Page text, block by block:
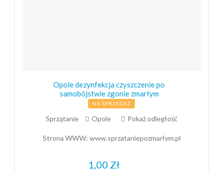
Opole dezynfekcja czyszczenie po
samobójstwie zgonie zmarłym
NA SPRZEDAŻ
Sprzątanie Opole Pokaż odległość
Strona WWW: www.sprzataniepozmarłym.pl
1,00 Zł